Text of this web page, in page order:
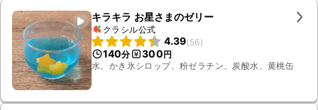
キラキラ お星さまのゼリー
クラシル公式
4.39(56)
140分 300円
水、かき氷シロップ、粉ゼラチン、炭酸水、黄桃缶